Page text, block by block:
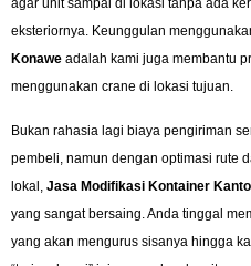
agar unit sampai di lokasi tanpa ada
eksteriornya. Keunggulan
Konawe adalah kami juga membantu
menggunakan crane di lokasi tujuan.
Bukan rahasia lagi biaya pengiriman
pembeli, namun dengan optimasi rute
lokal, Jasa Modifikasi Kontainer
yang sangat bersaing. Anda tinggal
yang akan mengurus sisanya hingga